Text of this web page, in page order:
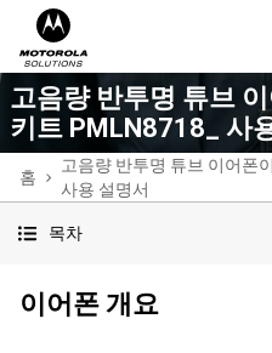
고음량 반투명 튜브
키트 PMLN8718_ 사
홈
고음량 반투명 튜브 이어폰
사용 설명서
목차
이어폰 개요